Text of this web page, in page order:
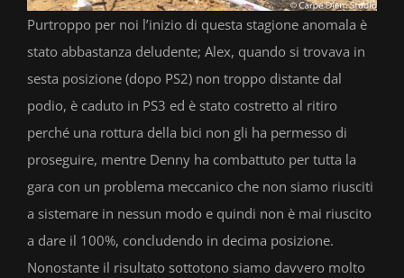
Purtroppo per noi l’inizio di questa stagione anomala è
stato abbastanza deludente; Alex, quando si trovava in
sesta posizione (dopo PS2) non troppo distante dal
podio, è caduto in PS3 ed è stato costretto al ritiro
perché una rottura della bici non gli ha permesso di
proseguire, mentre Denny ha combattuto per tutta la
gara con un problema meccanico che non siamo riusciti
a sistemare in nessun modo e quindi non è mai riuscito
a dare il 100%, concludendo in decima posizione.
Nonostante il risultato sottotono siamo davvero molto